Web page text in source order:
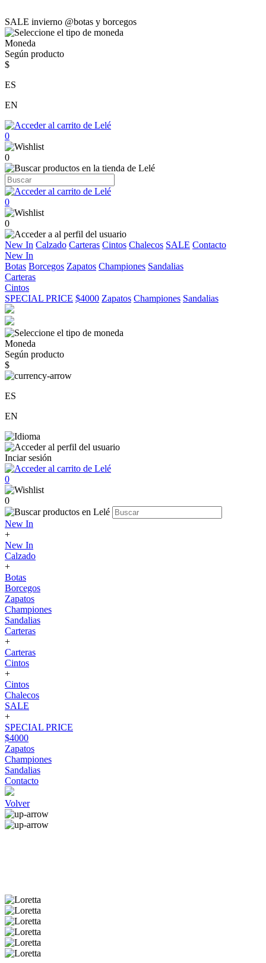
SALE invierno @botas y borcegos
Moneda
Según producto
$
ES
EN
0
0
0
0
New In Calzado Carteras Cintos Chalecos SALE Contacto
New In
Botas Borcegos Zapatos Championes Sandalias
Carteras
Cintos
SPECIAL PRICE $4000 Zapatos Championes Sandalias
Moneda
Según producto
$
ES
EN
Inciar sesión
0
0
New In
+
New In
Calzado
+
Botas
Borcegos
Zapatos
Championes
Sandalias
Carteras
+
Carteras
Cintos
+
Cintos
Chalecos
SALE
+
SPECIAL PRICE
$4000
Zapatos
Championes
Sandalias
Contacto
Volver